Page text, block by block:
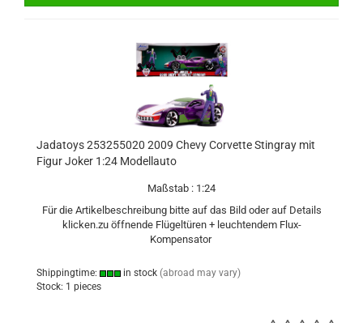
Jadatoys 253255020 2009 Chevy Corvette Stingray mit
Figur Joker 1:24 Modellauto
Maßstab : 1:24
Für die Artikelbeschreibung bitte auf das Bild oder auf Details
klicken.zu öffnende Flügeltüren + leuchtendem Flux-
Kompensator
Shippingtime: in stock (abroad may vary)
Stock: 1 pieces